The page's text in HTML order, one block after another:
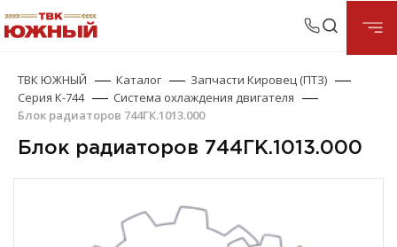
ТВК ЮЖНЫЙ Каталог
Запчасти Кировец (ПТЗ)
Серия К-744
Система охлаждения двигателя
Блок радиаторов 744ГК.1013.000
Блок радиаторов 744ГК.1013.000